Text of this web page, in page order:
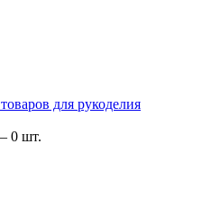
0 шт.